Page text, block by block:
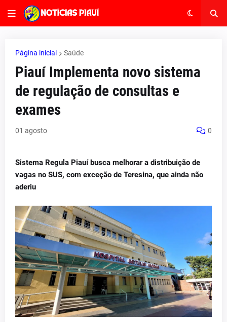
Página inicial Saúde
Piauí Implementa novo sistema
de regulação de consultas e
exames
01 agosto 0
Sistema Regula Piauí busca melhorar a distribuição de
vagas no SUS, com exceção de Teresina, que ainda não
aderiu